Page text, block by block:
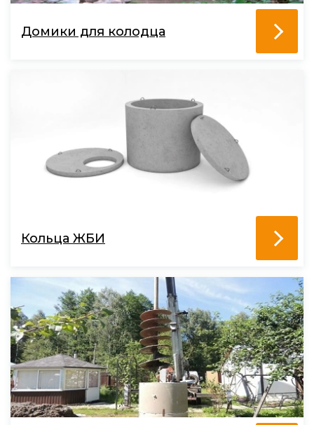
Домики для колодца
Кольца ЖБИ